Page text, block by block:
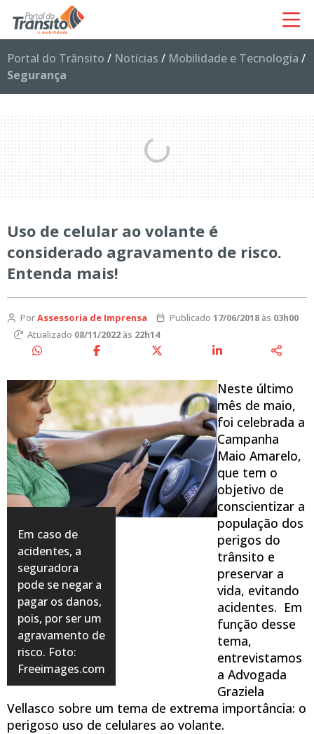
Portal do Trânsito / Notícias / Mobilidade e Tecnologia /
Segurança
Uso de celular ao volante é
considerado agravamento de risco.
Entenda mais!
PorAssessoria de Imprensa Publicado 17/06/2018às 03h00
Atualizado 08/11/2022às 22h14
Em caso de
acidentes, a
seguradora
pode se negar a
pagar os danos,
pois, por ser um
agravamento de
risco. Foto:
Freeimages.com
Neste último
mês de maio,
foi celebrada a
Campanha
Maio Amarelo,
que tem o
objetivo de
conscientizar a
população dos
perigos do
trânsito e
preservar a
vida, evitando
acidentes. Em
função desse
tema,
entrevistamos
a Advogada
Graziela
Vellasco sobre um tema de extrema importância: o
perigoso uso de celulares ao volante.